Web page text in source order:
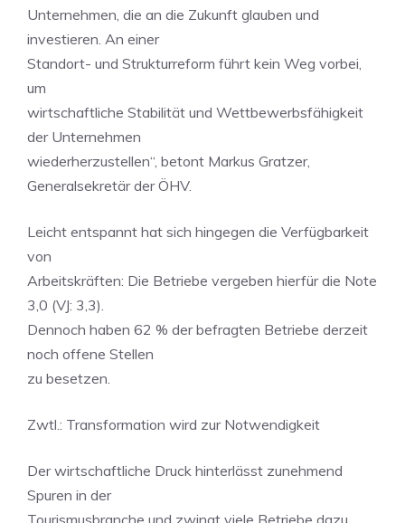
Unternehmen, die an die Zukunft glauben und
investieren. An einer
Standort- und Strukturreform führt kein Weg vorbei,
um
wirtschaftliche Stabilität und Wettbewerbsfähigkeit
der Unternehmen
wiederherzustellen“, betont Markus Gratzer,
Generalsekretär der ÖHV.
Leicht entspannt hat sich hingegen die Verfügbarkeit
von
Arbeitskräften: Die Betriebe vergeben hierfür die Note
3,0 (VJ: 3,3).
Dennoch haben 62 % der befragten Betriebe derzeit
noch offene Stellen
zu besetzen.
Zwtl.: Transformation wird zur Notwendigkeit
Der wirtschaftliche Druck hinterlässt zunehmend
Spuren in der
Tourismusbranche und zwingt viele Betriebe dazu,